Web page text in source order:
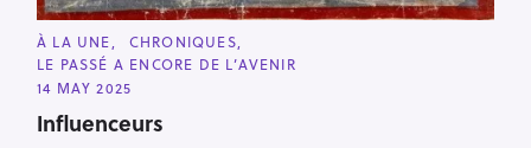
C
A
T
E
O
R
À LA UNE
CHRONIQUES
LE PASSÉ A ENCORE DE L’AVENIR
14 MAY 2025
Influenceurs